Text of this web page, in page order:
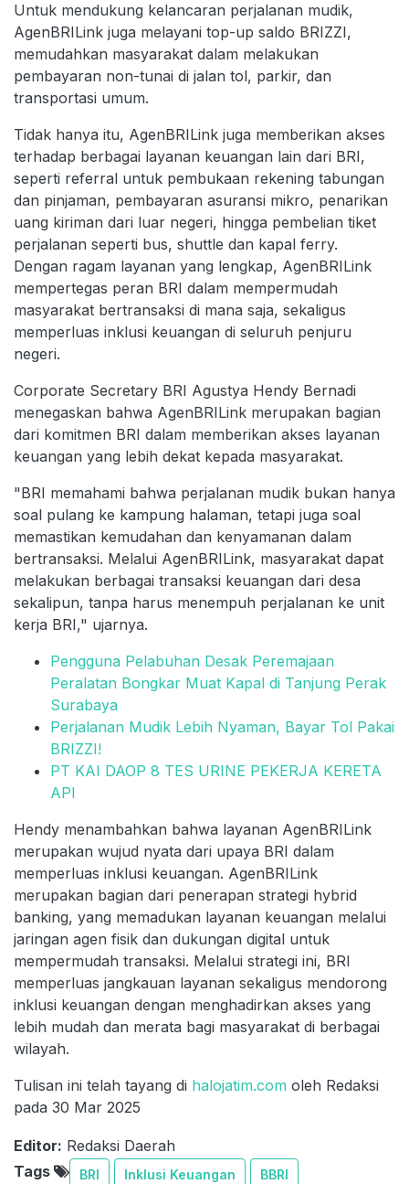
Untuk mendukung kelancaran perjalanan mudik,
AgenBRILink juga melayani top-up saldo BRIZZI,
memudahkan masyarakat dalam melakukan
pembayaran non-tunai di jalan tol, parkir, dan
transportasi umum.
Tidak hanya itu, AgenBRILink juga memberikan akses
terhadap berbagai layanan keuangan lain dari BRI,
seperti referral untuk pembukaan rekening tabungan
dan pinjaman, pembayaran asuransi mikro, penarikan
uang kiriman dari luar negeri, hingga pembelian tiket
perjalanan seperti bus, shuttle dan kapal ferry.
Dengan ragam layanan yang lengkap, AgenBRILink
mempertegas peran BRI dalam mempermudah
masyarakat bertransaksi di mana saja, sekaligus
memperluas inklusi keuangan di seluruh penjuru
negeri.
Corporate Secretary BRI Agustya Hendy Bernadi
menegaskan bahwa AgenBRILink merupakan bagian
dari komitmen BRI dalam memberikan akses layanan
keuangan yang lebih dekat kepada masyarakat.
"BRI memahami bahwa perjalanan mudik bukan hanya
soal pulang ke kampung halaman, tetapi juga soal
memastikan kemudahan dan kenyamanan dalam
bertransaksi. Melalui AgenBRILink, masyarakat dapat
melakukan berbagai transaksi keuangan dari desa
sekalipun, tanpa harus menempuh perjalanan ke unit
kerja BRI," ujarnya.
Pengguna Pelabuhan Desak Peremajaan
Peralatan Bongkar Muat Kapal di Tanjung Perak
Surabaya
Perjalanan Mudik Lebih Nyaman, Bayar Tol Pakai
BRIZZI!
PT KAI DAOP 8 TES URINE PEKERJA KERETA
API
Hendy menambahkan bahwa layanan AgenBRILink
merupakan wujud nyata dari upaya BRI dalam
memperluas inklusi keuangan. AgenBRILink
merupakan bagian dari penerapan strategi hybrid
banking, yang memadukan layanan keuangan melalui
jaringan agen fisik dan dukungan digital untuk
mempermudah transaksi. Melalui strategi ini, BRI
memperluas jangkauan layanan sekaligus mendorong
inklusi keuangan dengan menghadirkan akses yang
lebih mudah dan merata bagi masyarakat di berbagai
wilayah.
Tulisan ini telah tayang di halojatim.com oleh Redaksi
pada 30 Mar 2025
Editor: Redaksi Daerah
Tags
BRI Inklusi Keuangan BBRI